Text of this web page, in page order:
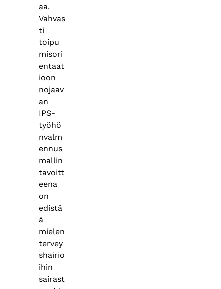
aa.
Vahvas
ti
toipu
misori
entaat
ioon
nojaav
an
IPS-
työhö
nvalm
ennus
mallin
tavoitt
eena
on
edistä
ä
mielen
tervey
shäiriö
ihin
sairast